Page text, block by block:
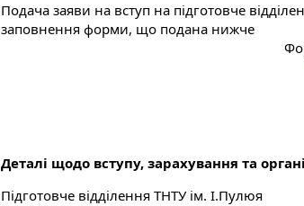
Подача заяви на вступ на підготовче
заповнення форми, що подана нижче
Деталі щодо вступу, зарахування та
Підготовче відділення ТНТУ ім. І.Пулюя